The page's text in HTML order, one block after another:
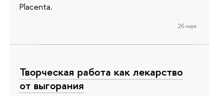
Placenta.
26 мая
Творческая работа как лекарство
от выгорания